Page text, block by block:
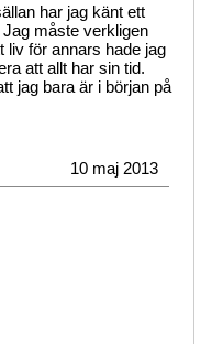
har jag känt ett
måste verkligen
liv för annars hade jag
att allt har sin tid.
jag bara är i början på
10 maj 2013